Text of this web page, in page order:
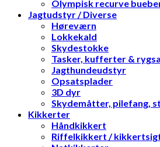
Olympisk recurve
Jagtudstyr / Diverse
Høreværn
Lokkekald
Skydestokke
Tasker, kufferter &
Jagthundeudstyr
Opsatsplader
3D dyr
Skydemåtter, pilefang,
Kikkerter
Håndkikkert
Riffelkikkert /